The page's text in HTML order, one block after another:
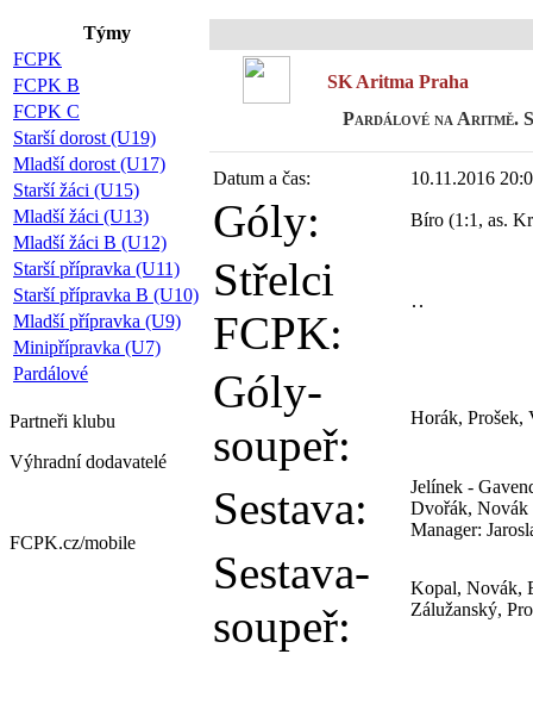
Týmy
FCPK
FCPK B
FCPK C
Starší dorost (U19)
Mladší dorost (U17)
Starší žáci (U15)
Mladší žáci (U13)
Mladší žáci B (U12)
Starší přípravka (U11)
Starší přípravka B (U10)
Mladší přípravka (U9)
Minipřípravka (U7)
Pardálové
Partneři klubu
Výhradní dodavatelé
FCPK.cz/mobile
SK Aritma Praha
Pardálové na Aritmě.
Datum a čas: 10.11.2016
Góly: Bíro (1:1, as.
Střelci
FCPK:
Góly-
soupeř:
Horák, Prošek,
Sestava:
Jelínek -
Dvořák,
Manager:
Sestava-
soupeř:
Kopal, Novák,
Zálužanský,